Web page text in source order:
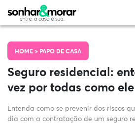
HOME > PAPO DE CASA
Seguro residencial:
vez por todas como
Entenda como se prevenir dos riscos
dia com a contratação de um seguro